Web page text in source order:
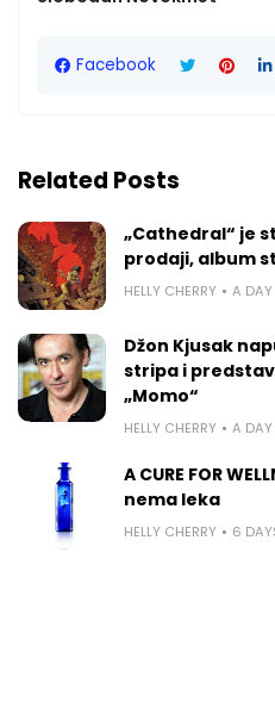
Facebook
Related Posts
„Cathedral“ je
prodaji, album
HELLY CHERRY A
Džon Kjusak
stripa i
„Momo“
HELLY CHERRY A
A CURE FOR
nema leka
HELLY CHERRY 6